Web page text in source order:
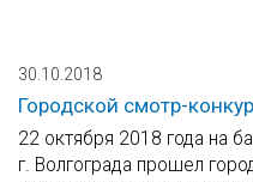
30.10.2018
Городской смотр-
22 октября 2018 года на
г. Волгограда прошел